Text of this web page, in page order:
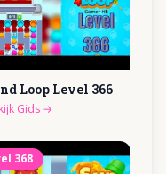
Loop Level 366
Gids →
368